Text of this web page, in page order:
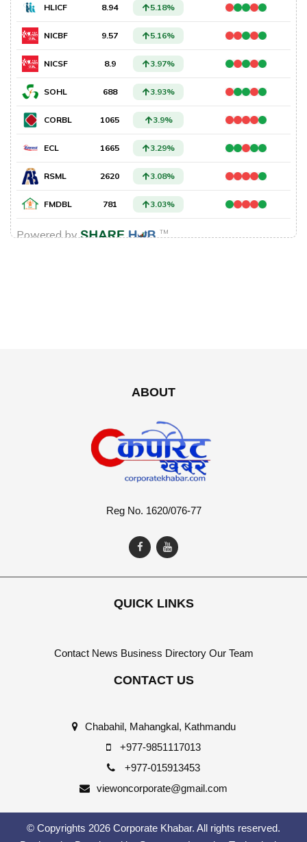
ABOUT
Reg No. 1620/076-77
QUICK LINKS
Contact News Business Directory Our Team
CONTACT US
Chabahil, Mahangkal, Kathmandu
+977-9851117013
+977-015913453
viewoncorporate@gmail.com
© Copyrights 2026 Corporate Khabar. All rights reserved.